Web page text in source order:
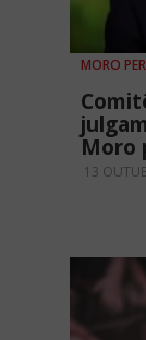
MORO
Moro
13